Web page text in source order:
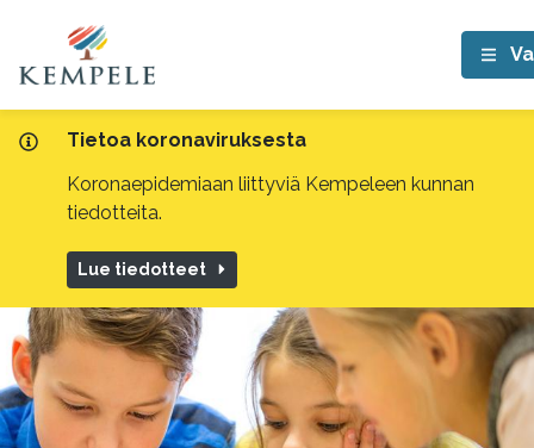
Tietoa koronaviruksesta
Koronaepidemiaan liittyviä Kempeleen kunnan
tiedotteita.
Lue tiedotteet